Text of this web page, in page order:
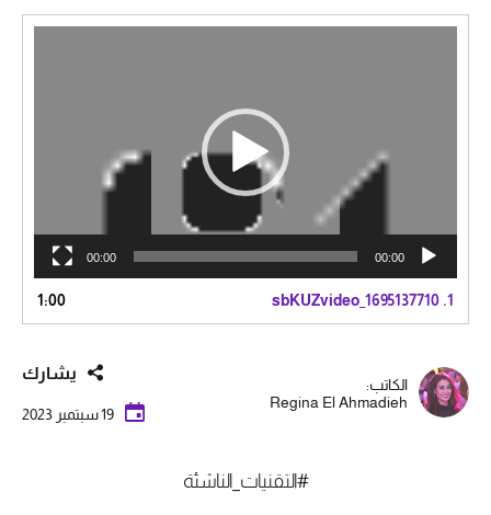
00:00
00:00
1.
sbKUZvideo_1695137710
1:00
الكاتب:
Regina El Ahmadieh
يشارك
19 سبتمبر 2023
#التقنيات_الناشئة